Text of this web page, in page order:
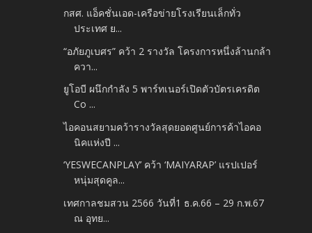
กสศ. แอ็คชั่นเอด-เครือข่ายโรงเรียนเล็กทั่ว
ประเทศ ย...
“อภัยภูเบศร” คว้า 2 รางวัล โครงการหนึ่งล้านกล้า
ควา...
ยูโอบี ผนึกกำลัง 5 พาร์ทเนอร์เปิดตัวบัตรเครดิต
Co ...
ไอคอนสยามคว้ารางวัลสุดยอดศูนย์การค้าไอคอ
นิคแห่งปี ...
‘YESWECANPLAY’ คว้า ‘MAIYARAP’ แรปเปอร์
หนุ่มสุดคูล...
เทศกาลชมสวน 2566 วันที่1 ธ.ค.66 – 29 ก.พ.67
ณ อุทย...